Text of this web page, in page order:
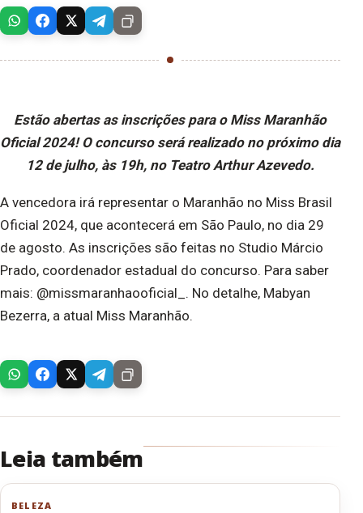
Estão abertas as inscrições para o Miss Maranhão
Oficial 2024! O concurso será realizado no próximo dia
12 de julho, às 19h, no Teatro Arthur Azevedo.
A vencedora irá representar o Maranhão no Miss Brasil
Oficial 2024, que acontecerá em São Paulo, no dia 29
de agosto. As inscrições são feitas no Studio Márcio
Prado, coordenador estadual do concurso. Para saber
mais: @missmaranhaooficial_. No detalhe, Mabyan
Bezerra, a atual Miss Maranhão.
Leia também
BELEZA